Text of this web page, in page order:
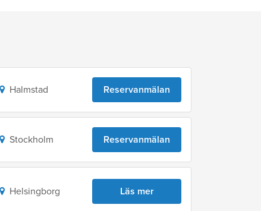
Halmstad Reservanmälan
Stockholm Reservanmälan
Helsingborg Läs mer